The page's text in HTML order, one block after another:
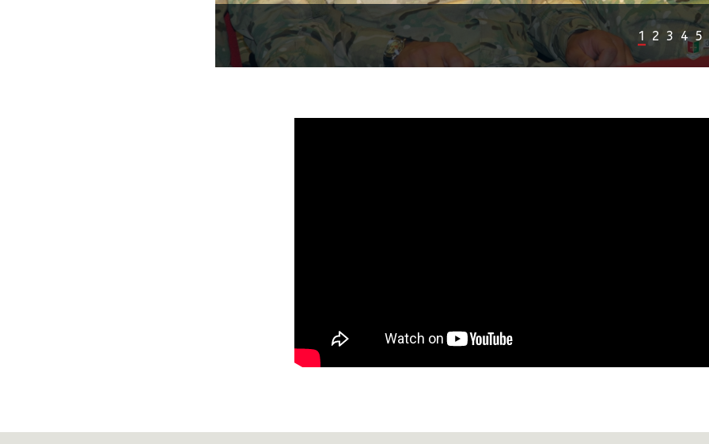
1 2 3 4 5
Previous Next